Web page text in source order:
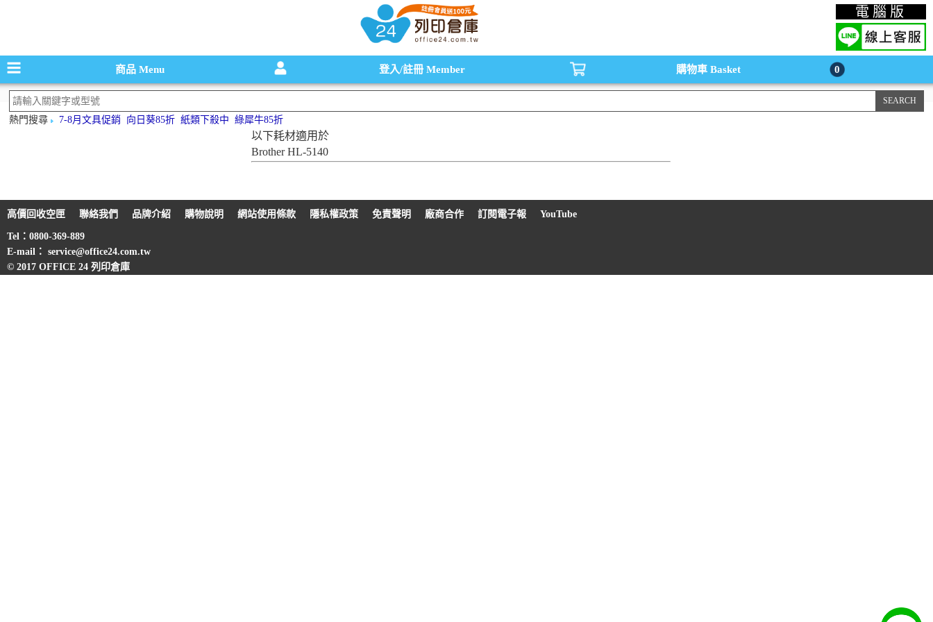
碳粉匣，墨水匣,原廠碳粉匣，副廠碳粉匣，環保碳粉匣,連續供墨印表機-office24列印倉庫線上購物手機版 電腦版
商品Menu 登入/註冊 Member 購物車 Basket 0
熱門搜尋 7-8月文具促銷 向日葵85折 紙類下殺中 綠犀牛85折
以下耗材適用於
Brother HL-5140
高價回收空匣 聯絡我們 品牌介紹 購物說明 網站使用條款 隱私權政策 免責聲明 廠商合作 訂閱電子報 YouTube
Tel：0800-369-889
E-mail： service@office24.com.tw
© 2017 OFFICE 24 列印倉庫